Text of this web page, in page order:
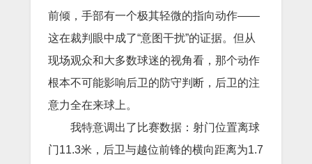
前倾，手部有一个极其轻微的指向动作——
这在裁判眼中成了“意图干扰”的证据。但从
现场观众和大多数球迷的视角看，那个动作
根本不可能影响后卫的防守判断，后卫的注
意力全在来球上。
我特意调出了比赛数据：射门位置离球
门11.3米，后卫与越位前锋的横向距离为1.7